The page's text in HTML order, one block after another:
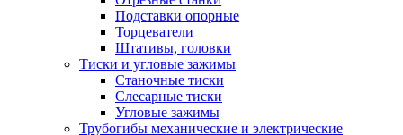
Подставки опорные
Торцеватели
Штативы, головки
Тиски и угловые зажимы
Станочные тиски
Слесарные тиски
Угловые зажимы
Трубогибы механические и электрические